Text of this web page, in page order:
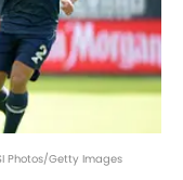
Photos/Getty Images